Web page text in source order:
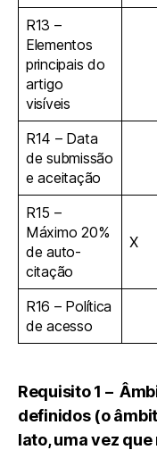
R13 –
Elementos
principais do
artigo
visíveis
R14 – Data
de submissão
e aceitação
R15 –
Máximo 20%
de auto-
citação
X
R16 – Política
de acesso
Requisito 1 –
definidos (o
lato, uma vez